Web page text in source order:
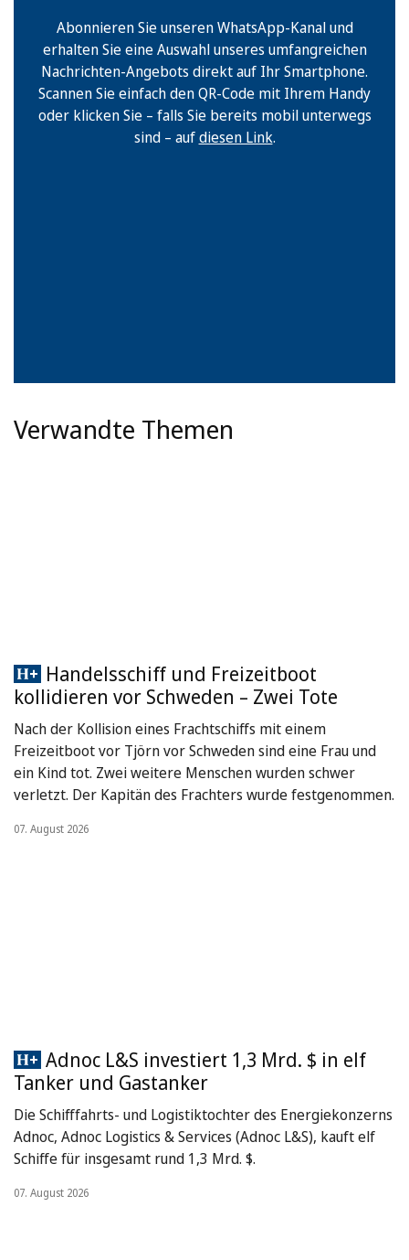
Abonnieren Sie unseren WhatsApp-Kanal und
erhalten Sie eine Auswahl unseres umfangreichen
Nachrichten-Angebots direkt auf Ihr Smartphone.
Scannen Sie einfach den QR-Code mit Ihrem Handy
oder klicken Sie – falls Sie bereits mobil unterwegs
sind – aufdiesen Link.
Verwandte Themen
Handelsschiff und Freizeitboot
kollidieren vor Schweden – Zwei Tote
Nach der Kollision eines Frachtschiffs mit einem
Freizeitboot vor Tjörn vor Schweden sind eine Frau und
ein Kind tot. Zwei weitere Menschen wurden schwer
verletzt. Der Kapitän des Frachters wurde festgenommen.
07. August 2026
Adnoc L&S investiert 1,3 Mrd. $ in elf
Tanker und Gastanker
Die Schifffahrts- und Logistiktochter des Energiekonzerns
Adnoc, Adnoc Logistics & Services (Adnoc L&S), kauft elf
Schiffe für insgesamt rund 1,3 Mrd. $.
07. August 2026